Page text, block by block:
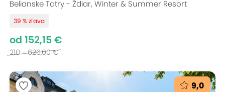
Belianske Tatry - Ždiar, Winter & Summer Resort
39 % zľava
od 152,15 €
210 - 626,00 €
9,0